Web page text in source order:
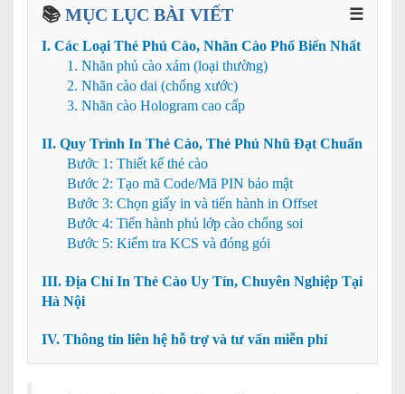
📚 MỤC LỤC BÀI VIẾT ☰
I. Các Loại Thẻ Phủ Cào, Nhãn Cào Phổ Biến Nhất
1. Nhãn phủ cào xám (loại thường)
2. Nhãn cào dai (chống xước)
3. Nhãn cào Hologram cao cấp
II. Quy Trình In Thẻ Cào, Thẻ Phủ Nhũ Đạt Chuẩn
Bước 1: Thiết kế thẻ cào
Bước 2: Tạo mã Code/Mã PIN bảo mật
Bước 3: Chọn giấy in và tiến hành in Offset
Bước 4: Tiến hành phủ lớp cào chống soi
Bước 5: Kiểm tra KCS và đóng gói
III. Địa Chỉ In Thẻ Cào Uy Tín, Chuyên Nghiệp Tại
Hà Nội
IV. Thông tin liên hệ hỗ trợ và tư vấn miễn phí